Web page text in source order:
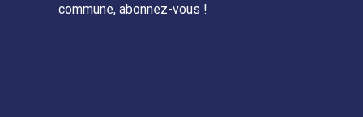
commune, abonnez-vous !